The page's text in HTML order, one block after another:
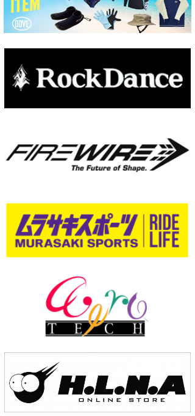
上田純子
上條将美
SancheZ
ゴン
wanda
Mr.K
chappy
Romisea